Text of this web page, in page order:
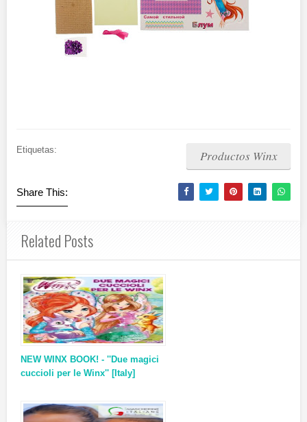
Etiquetas: Productos Winx
Share This:
Related Posts
NEW WINX BOOK! - ''Due magici
cuccioli per le Winx'' [Italy]